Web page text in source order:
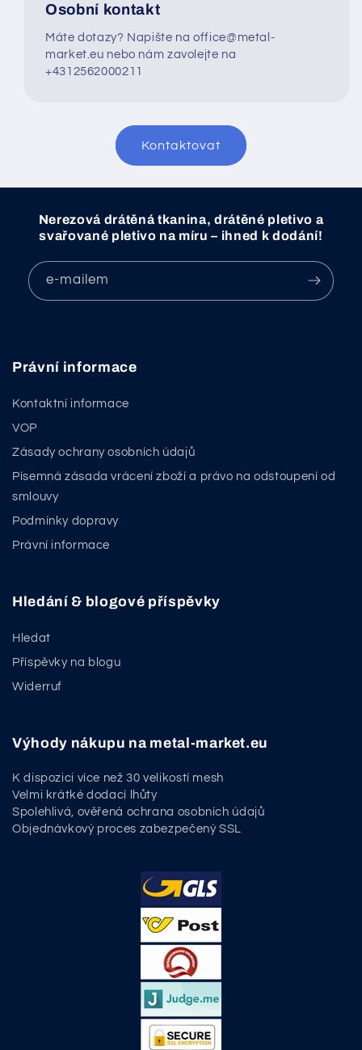
Osobní kontakt
Máte dotazy? Napište na office@metal-
market.eu nebo nám zavolejte na
+4312562000211
Kontaktovat
Nerezová drátěná tkanina, drátěné pletivo a
svařované pletivo na míru – ihned k dodání!
e-mailem
Právní informace
Kontaktní informace
VOP
Zásady ochrany osobních údajů
Písemná zásada vrácení zboží a právo na odstoupení od
smlouvy
Podmínky dopravy
Právní informace
Hledání & blogové příspěvky
Hledat
Příspěvky na blogu
Widerruf
Výhody nákupu na metal-market.eu
K dispozici více než 30 velikostí mesh
Velmi krátké dodací lhůty
Spolehlivá, ověřená ochrana osobních údajů
Objednávkový proces zabezpečený SSL